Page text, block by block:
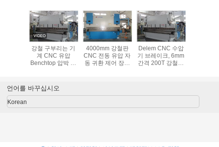
강철 구부리는 기
계 CNC 유압
Benchtop 압박 브
1000T/6000mm
4000mm 강철판
CNC 전동 유압 자
동 귀환 제어 장치
Delem CNC 수압
기 브레이크, 6mm
간격 200T 강철판
언어를 바꾸십시오
Korean